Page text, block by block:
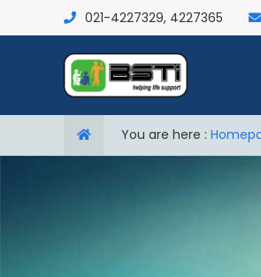
021-4227329, 4227365
You are here :